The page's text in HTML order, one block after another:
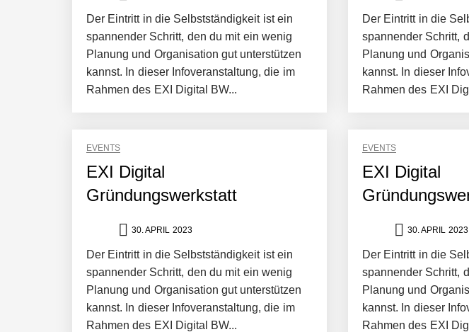
Der Eintritt in die Selbstständigkeit ist ein
spannender Schritt, den du mit ein wenig
Planung und Organisation gut unterstützen
kannst. In dieser Infoveranstaltung, die im
Rahmen des EXI Digital BW...
Der Eintritt in die
spannender Schritt,
Planung und
kannst. In dieser
Rahmen des EXI
EVENTS
EXI Digital
Gründungswerkstatt
30. APRIL 2023
Der Eintritt in die Selbstständigkeit ist ein
spannender Schritt, den du mit ein wenig
Planung und Organisation gut unterstützen
kannst. In dieser Infoveranstaltung, die im
Rahmen des EXI Digital BW...
EVENTS
EXI Digital
30. APRIL 2023
Der Eintritt in die
spannender Schritt,
Planung und
kannst. In dieser
Rahmen des EXI
NEURA Robotics und Amazon Web Services starten strategische
NEURA Robotics feiert Bundesliga-Premiere: Humanoider Roboter
Simulationsdienstleistung in Minuten statt Wochen: FiniteNow